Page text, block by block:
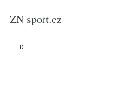
ZN sport.cz
Domů